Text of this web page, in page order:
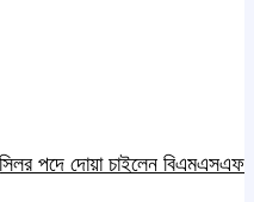
পদে দোয়া চাইলেন বিএমএসএফ